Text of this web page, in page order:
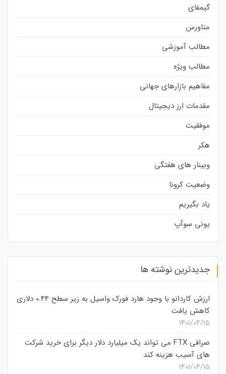
گیمفای
متاورس
مطالب آموزشی
مطالب ویژه
مفاهیم بازارهای جهانی
مقدمات ارز دیجیتال
موفقیت
هکر
وبینار های هفتگی
وضعیت کرونا
یاد بگیریم
یونی سوآپ
جدیدترین نوشته ها
ارزش کاردانو با وجود هارد فورک واسیل به زیر سطح 0.44 دلاری
کاهش یافت
۱۴۰۱/۰۴/۱۵
صرافی FTX می تواند یک میلیارد دلار دیگر برای خرید شرکت
های آسیب هزینه کند
۱۴۰۱/۰۴/۱۵